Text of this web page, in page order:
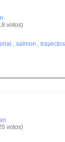
votos)
, salmon , trayectos
votos)